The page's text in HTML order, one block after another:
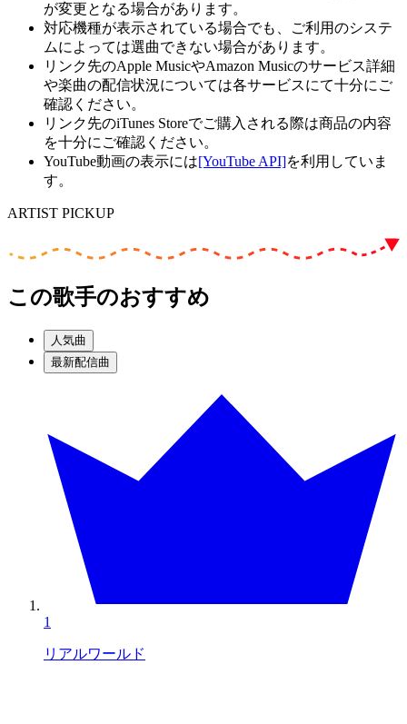
が変更となる場合があります。
対応機種が表示されている場合でも、ご利用のシステ
ムによっては選曲できない場合があります。
リンク先のApple MusicやAmazon Musicのサービス詳細
や楽曲の配信状況については各サービスにて十分にご
確認ください。
リンク先のiTunes Storeでご購入される際は商品の内容
を十分にご確認ください。
YouTube動画の表示には[YouTube API]を利用していま
す。
ARTIST PICKUP
この歌手のおすすめ
人気曲
最新配信曲
1
リアルワールド